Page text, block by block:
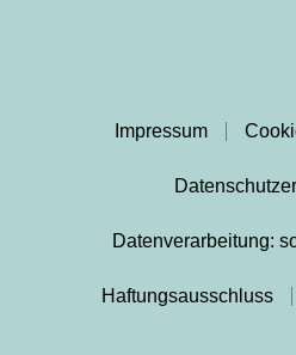
Impressum
Datenverarbeitung:
Haftungsausschluss